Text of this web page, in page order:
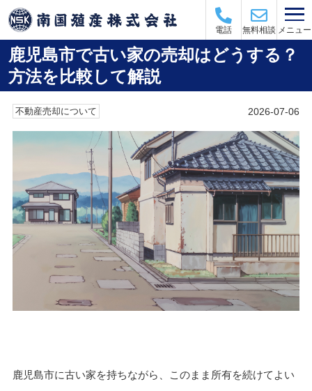
電話 無料相談 メニュー
鹿児島市で古い家の売却はどうする？
方法を比較して解説
不動産売却について 2026-07-06
鹿児島市に古い家を持ちながら、このまま所有を続けてよい